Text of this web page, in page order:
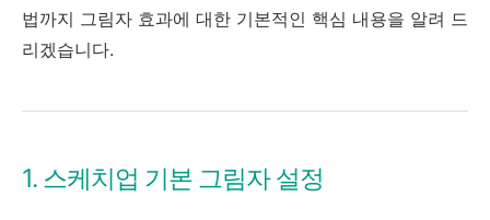
법까지 그림자 효과에 대한 기본적인 핵심 내용을 알려 드
리겠습니다.
1. 스케치업 기본 그림자 설정